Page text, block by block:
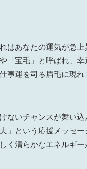
はあなたの運気が急上
「宝毛」と呼ばれ、幸
事運を司る眉毛に現
ないチャンスが舞い
という応援メッセー
く清らかなエネルギ